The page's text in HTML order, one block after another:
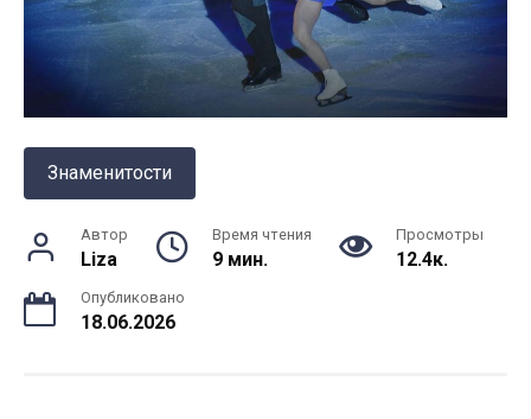
Знаменитости
Автор
Liza
Время чтения
9 мин.
Просмотры
12.4к.
Опубликовано
18.06.2026